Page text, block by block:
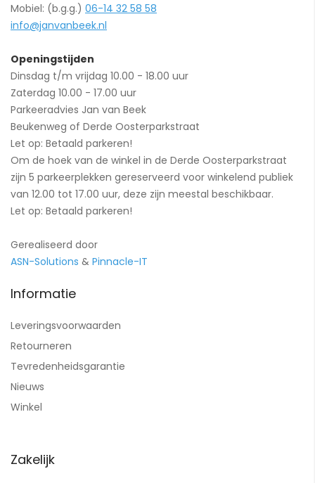
Mobiel: (b.g.g.) 06-14 32 58 58
info@janvanbeek.nl
Openingstijden
Dinsdag t/m vrijdag 10.00 - 18.00 uur
Zaterdag 10.00 - 17.00 uur
Parkeeradvies Jan van Beek
Beukenweg of Derde Oosterparkstraat
Let op: Betaald parkeren!
Om de hoek van de winkel in de Derde Oosterparkstraat
zijn 5 parkeerplekken gereserveerd voor winkelend publiek
van 12.00 tot 17.00 uur, deze zijn meestal beschikbaar.
Let op: Betaald parkeren!
Gerealiseerd door
ASN-Solutions & Pinnacle-IT
Informatie
Leveringsvoorwaarden
Retourneren
Tevredenheidsgarantie
Nieuws
Winkel
Zakelijk